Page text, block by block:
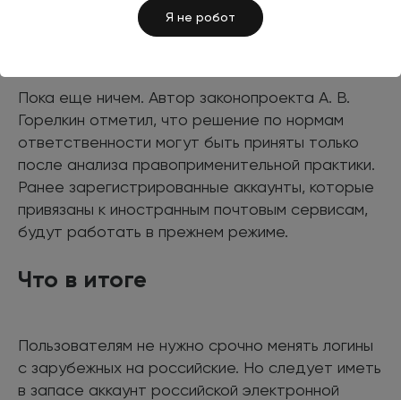
Я не робот
Чем грозит нарушение
Пока еще ничем. Автор законопроекта А. В.
Горелкин отметил, что решение по нормам
ответственности могут быть приняты только
после анализа правоприменительной практики.
Ранее зарегистрированные аккаунты, которые
привязаны к иностранным почтовым сервисам,
будут работать в прежнем режиме.
Что в итоге
Пользователям не нужно срочно менять логины
с зарубежных на российские. Но следует иметь
в запасе аккаунт российской электронной